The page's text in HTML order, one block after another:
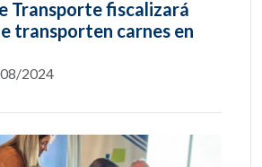
Transporte fiscalizará
transporten carnes en
2024